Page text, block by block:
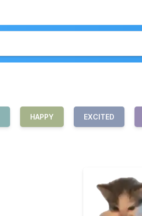
HAPPY EXCITED